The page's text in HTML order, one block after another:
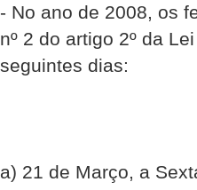
- No ano de 2008, os
nº 2 do artigo 2º da
seguintes dias:
a) 21 de Março, a